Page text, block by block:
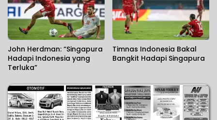
John Herdman: “Singapura
Hadapi Indonesia yang
Terluka”
Timnas Indonesia Bakal
Bangkit Hadapi Singapura